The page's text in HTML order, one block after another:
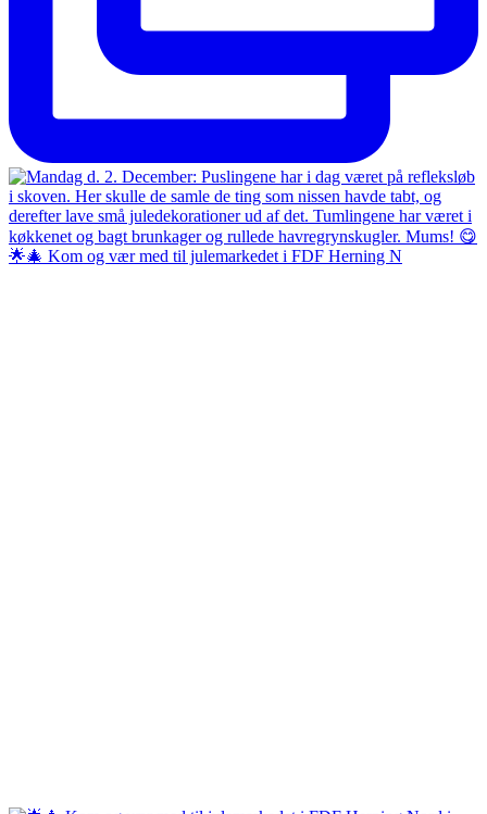
🌟🎄 Kom og vær med til julemarkedet i FDF Herning N